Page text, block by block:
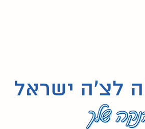
לצ'ה ישראל